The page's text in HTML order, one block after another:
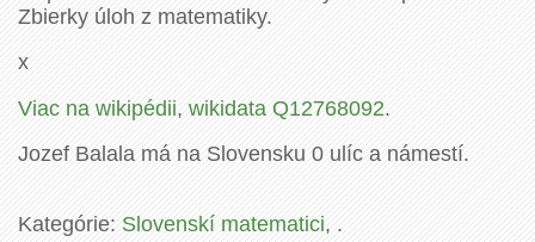
Zbierky úloh z matematiky.
x
Viac na wikipédii,wikidata Q12768092.
Jozef Balala má na Slovensku 0 ulíc a námestí.
Kategórie:Slovenskí matematici, .